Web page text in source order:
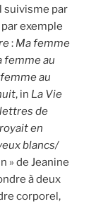
suivisme par
exemple
: Ma femme
femme au
au
, in La Vie
de
en
blancs/
» de Jeanine
à deux
corporel,